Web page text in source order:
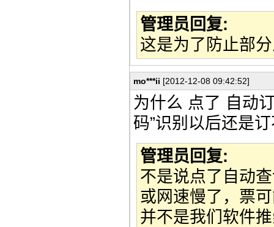
管理员回复:
这是为了防止部
mo***ii [2012-12-08 09:42:52]
为什么 点了 自动
码”识别以后还是
管理员回复:
不是说点了自动
或网速慢了，票
并不是我们软件